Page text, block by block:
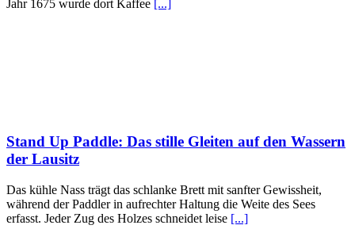
Jahr 1675 wurde dort Kaffee [...]
Stand Up Paddle: Das stille Gleiten auf den Wassern
der Lausitz
Das kühle Nass trägt das schlanke Brett mit sanfter Gewissheit,
während der Paddler in aufrechter Haltung die Weite des Sees
erfasst. Jeder Zug des Holzes schneidet leise [...]